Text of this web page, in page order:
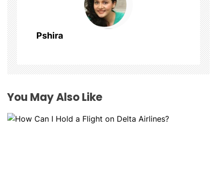
g
a
t
i
o
n
Pshira
You May Also Like